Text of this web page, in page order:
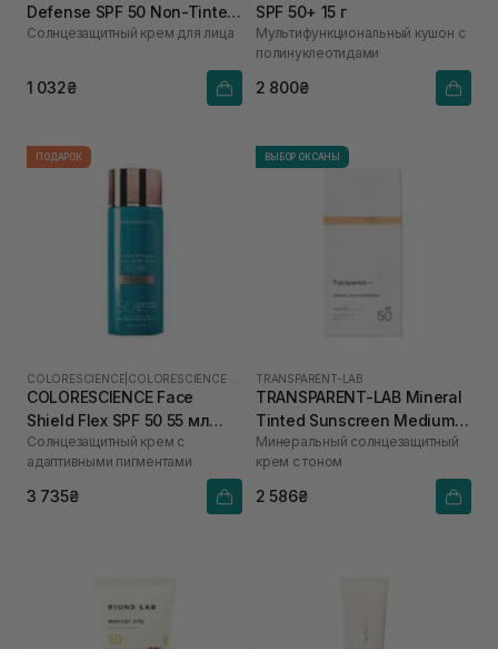
Defense SPF 50 Non-Tinted
15 мл
Солнцезащитный крем для лица
1 032₴
SPF 50+ 15 г
Мультифункциональный кушон с
полинуклеотидами
2 800₴
ПОДАРОК
COLORESCIENCE
COLORESCIENCE Face
Shield Flex SPF 50 55 мл
(Light)
Солнцезащитный крем с
адаптивными пигментами
3 735₴
ВЫБОР ОКСАНЫ
TRANSPARENT-LAB
TRANSPARENT-LAB Mineral
Tinted Sunscreen Medium
100 мл
Минеральный солнцезащитный
крем с тоном
2 586₴